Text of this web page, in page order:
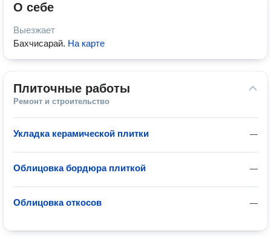
О себе
Выезжает
Бахчисарай. На карте
Плиточные работы
Ремонт и строительство
—
Укладка керамической плитки
—
Облицовка бордюра плиткой
—
Облицовка откосов